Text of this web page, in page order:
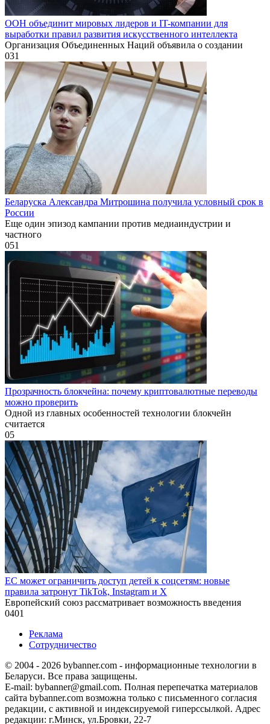
ООН объединит мировых лидеров и IT-компании для
выработки правил развития искусственного интеллекта
Организация Объединенных Наций объявила о создании
031
Беларуска Александра Митрошина получила условный срок в
России
Еще один эпизод кампании против медиаиндустрии и
частного
051
Прозрачность блокчейна: почему криптовалютные переводы
можно проверить
Одной из главных особенностей технологии блокчейн
считается
05
ЕС может ограничить доступ детей к соцсетям: новые
правила затронут TikTok, Instagram и X
Европейский союз рассматривает возможность введения
0401
Реклама
Сотрудничество
© 2004 - 2026 bybanner.com - информационные технологии в
Беларуси. Все права защищены.
E-mail: bybanner@gmail.com. Полная перепечатка материалов
сайта bybanner.com возможна только с письменного согласия
редакции, с активной и индексируемой гиперссылкой. Адрес
редакции: г.Минск, ул.Бровки, 22-7